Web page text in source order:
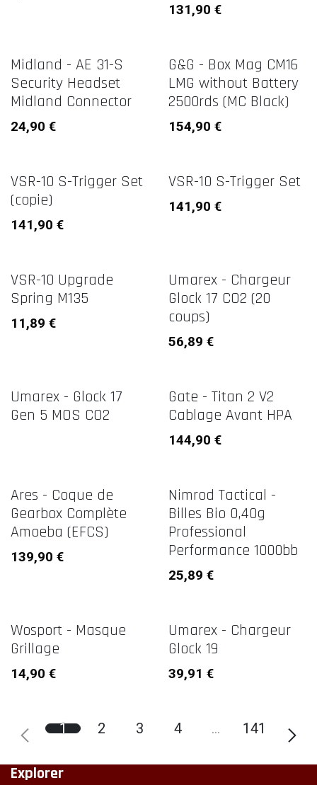
131,90 €
Midland - AE 31-S
Security Headset
Midland Connector
24,90 €
G&G - Box Mag CM16
LMG without Battery
2500rds (MC Black)
154,90 €
VSR-10 S-Trigger Set
(copie)
141,90 €
VSR-10 S-Trigger Set
141,90 €
VSR-10 Upgrade
Spring M135
11,89 €
Umarex - Chargeur
Glock 17 CO2 (20
coups)
56,89 €
Umarex - Glock 17
Gen 5 MOS CO2
Gate - Titan 2 V2
Cablage Avant HPA
144,90 €
Ares - Coque de
Gearbox Complète
Amoeba (EFCS)
139,90 €
Nimrod Tactical -
Billes Bio 0,40g
Professional
Performance 1000bb
25,89 €
Wosport - Masque
Grillage
14,90 €
Umarex - Chargeur
Glock 19
39,91 €
1 2 3 4 … 141
Explorer